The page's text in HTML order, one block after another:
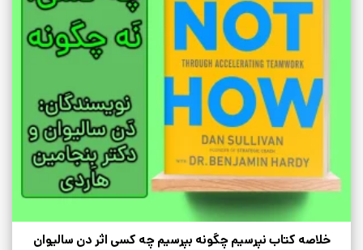
خلاصه کتاب نپرسیم چگونه بپرسیم چه کسی اثر دن سالیوان